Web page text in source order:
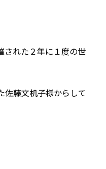
された２年に１度の世
佐藤文机子様からして